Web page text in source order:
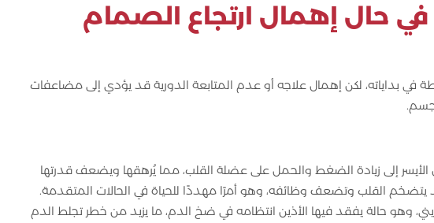
في حال إهمال ارتجاع الصمام
في بداياته، لكن إهمال علاجه أو عدم المتابعة الدورية قد يؤدي إلى مضاعفات
الأيسر إلى زيادة الضغط والحمل على عضلة القلب، مما يُرهقها ويضعف قدرتها
القلب وتضعف وظائفه، وهو أمرًا مهددًا للحياة في الحالات المتقدمة.
وهو حالة يفقد فيها الأذين انتظامه في ضخ الدم، ما يزيد من خطر تجلط الدم